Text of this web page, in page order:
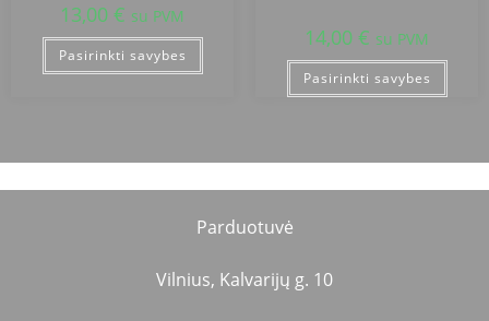
13,00 € su PVM
Pasirinkti savybes
14,00 € su PVM
Pasirinkti savybes
Parduotuvė
Vilnius, Kalvarijų g. 10